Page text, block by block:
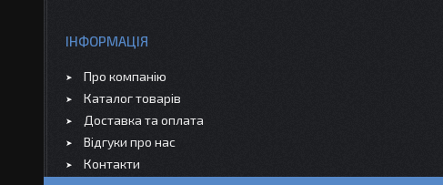
ІНФОРМАЦІЯ
Про компанію
Каталог товарів
Доставка та оплата
Відгуки про нас
Контакти